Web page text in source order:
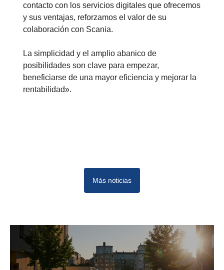
contacto con los servicios digitales que ofrecemos
y sus ventajas, reforzamos el valor de su
colaboración con Scania.
La simplicidad y el amplio abanico de
posibilidades son clave para empezar,
beneficiarse de una mayor eficiencia y mejorar la
rentabilidad».
Más noticias